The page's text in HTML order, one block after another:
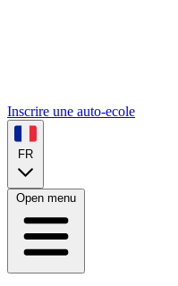
Inscrire une auto-ecole
FR
Open menu